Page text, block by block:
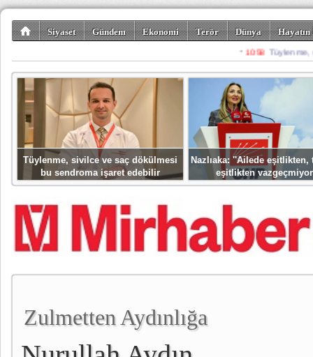
Siyaset Gündem Ekonomi Terör Dünya
Spor Misafir
Tüylenme, sivilce ve saç dökülmesi
bu sendroma işaret edebilir
Nazlıaka: ''Ailede eşitlikten,
eşitlikten
Zulmetten Aydınlığa